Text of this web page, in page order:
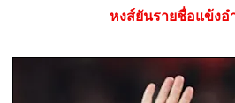
หงส์ยันรายชื่อแข้ง